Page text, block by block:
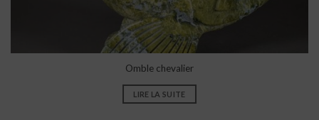
Omble chevalier
LIRE LA SUITE